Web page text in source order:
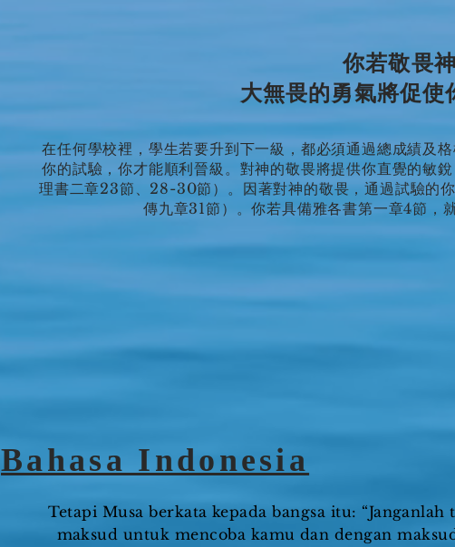
你若敬畏神
大無畏的勇氣將促使
在任何學校裡，學生若要升到下一級，都必須通過總成績及
你的試驗，你才能順利晉級。對神的敬畏將提供你直覺的敏
理書二章23節、28-30節）。因著對神的敬畏，通過試驗的
傳九章31節）。你若具備雅各書第一章4節，
Bahasa Indonesia
Tetapi Musa berkata kepada bangsa itu:
maksud untuk mencoba kamu dan dengan